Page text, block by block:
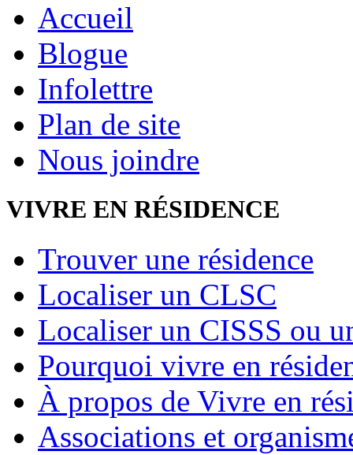
Accueil
Blogue
Infolettre
Plan de site
Nous joindre
VIVRE EN RÉSIDENCE
Trouver une résidence
Localiser un CLSC
Localiser un CISSS ou
Pourquoi vivre en
À propos de Vivre en
Associations et